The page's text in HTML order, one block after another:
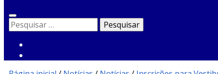
Pesquisar
por: